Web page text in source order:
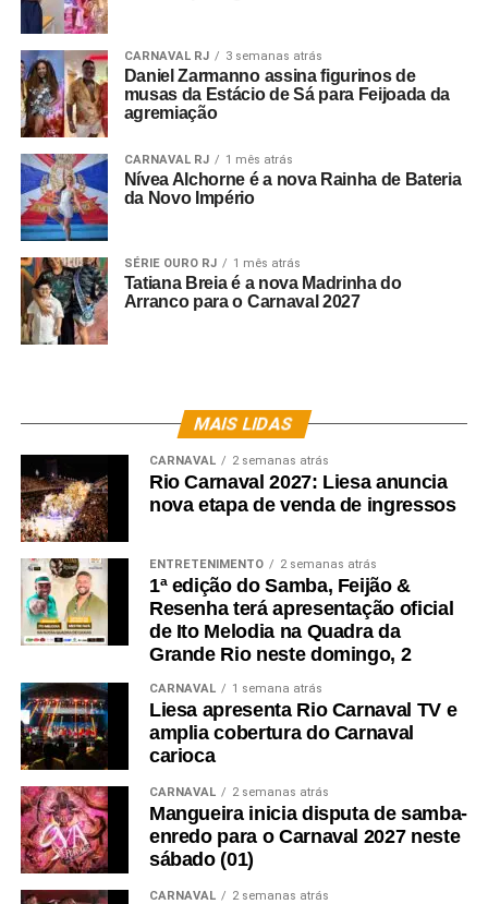
CARNAVAL RJ 3 semanas atrás
Daniel Zarmanno assina figurinos de
musas da Estácio de Sá para Feijoada da
agremiação
CARNAVAL RJ 1 mês atrás
Nívea Alchorne é a nova Rainha de Bateria
da Novo Império
SÉRIE OURO RJ 1 mês atrás
Tatiana Breia é a nova Madrinha do
Arranco para o Carnaval 2027
MAIS LIDAS
CARNAVAL 2 semanas atrás
Rio Carnaval 2027: Liesa anuncia
nova etapa de venda de ingressos
ENTRETENIMENTO 2 semanas atrás
1ª edição do Samba, Feijão &
Resenha terá apresentação oficial
de Ito Melodia na Quadra da
Grande Rio neste domingo, 2
CARNAVAL 1 semana atrás
Liesa apresenta Rio Carnaval TV e
amplia cobertura do Carnaval
carioca
CARNAVAL 2 semanas atrás
Mangueira inicia disputa de samba-
enredo para o Carnaval 2027 neste
sábado (01)
CARNAVAL 2 semanas atrás